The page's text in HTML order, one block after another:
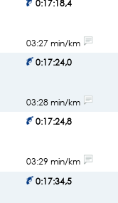
0:17:18,4
03:27 min/km
0:17:24,0
03:28 min/km
0:17:24,8
03:29 min/km
0:17:34,5